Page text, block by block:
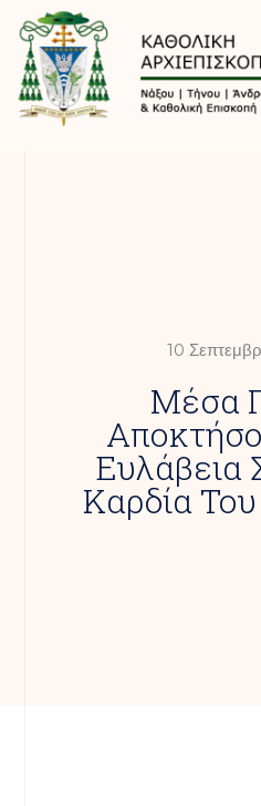
10
Μέσα
Ευλάβεια
Καρδία Του